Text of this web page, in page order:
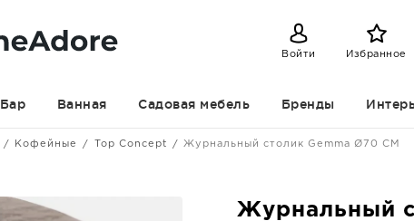
Войти Избранное
Бар Ванная Садовая мебель Бренды
Кофейные Top Concept Журнальный столик Gemma Ø70 CM
Журнальный